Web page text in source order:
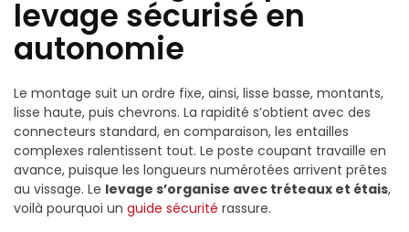
levage sécurisé en
autonomie
Le montage suit un ordre fixe, ainsi, lisse basse, montants,
lisse haute, puis chevrons. La rapidité s’obtient avec des
connecteurs standard, en comparaison, les entailles
complexes ralentissent tout. Le poste coupant travaille en
avance, puisque les longueurs numérotées arrivent prêtes
au vissage. Le levage s’organise avec tréteaux et étais,
voilà pourquoi un guide sécurité rassure.